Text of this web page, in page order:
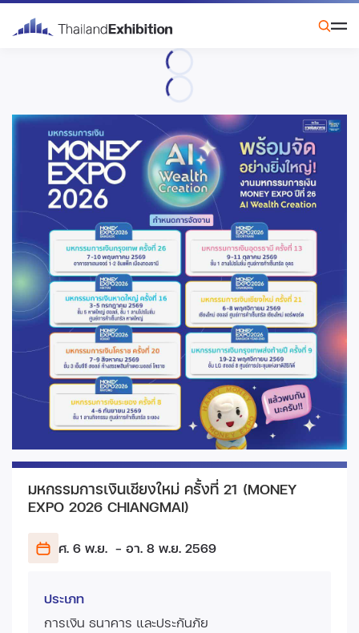
มหกรรมการเงินเชียงใหม่ ครั้งที่ 21 (MONEY
EXPO 2026 CHIANGMAI)
ศ. 6 พ.ย. - อา. 8 พ.ย. 2569
ประเภท
การเงิน ธนาคาร และประกันภัย